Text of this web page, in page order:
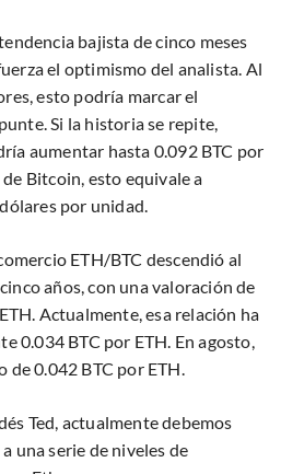
bajista de cinco meses
el optimismo del analista. Al
esto podría marcar el
Si la historia se repite,
aumentar hasta 0.092 BTC por
Bitcoin, esto equivale a
por unidad.
ETH/BTC descendió al
años, con una valoración de
Actualmente, esa relación ha
0.034 BTC por ETH. En agosto,
de 0.042 BTC por ETH.
Ted, actualmente debemos
una serie de niveles de